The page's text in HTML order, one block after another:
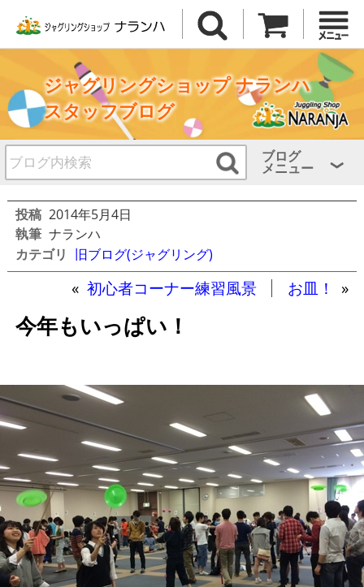
ジャグリングショップ ナランハ
スタッフブログ
ブログ
メニュー
投稿 2014年5月4日
執筆 ナランハ
カテゴリ 旧ブログ(ジャグリング)
« 初心者コーナー練習風景 お皿！ »
今年もいっぱい！